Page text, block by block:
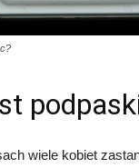
wiele kobiet